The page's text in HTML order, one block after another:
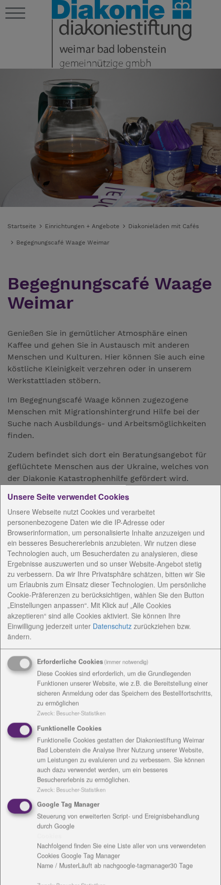
Startseite Einrichtungen + Angebote Diakonieläden mit Cafés
Begegnungscafé Waage Weimar
Begegnungscafé Waage
Weimar
Genießen Sie in gemütlicher Atmosphäre einen
Kaffee und gehen Sie in Austausch mit anderen
Menschen und Kulturen. Hier können Sie auch eine
köstliche Kleinigkeit verzehren oder in unserem
Werkstattladen stöbern.
Im Begegnungscafé Waage können zugezogene
Menschen mit Migrationshintergrund Hilfe bei der
Suche nach Ausbildungs- und Arbeitsmöglichkeiten
finden.
Zudem befindet sich dort ein Beratungsangebot für
geflüchtete Menschen aus der Ukraine, welches von
der Diakonie Katastrophenhilfe gefördert wird.
Das Begegnungscafé als niederschwellige
Begegnungsstätte eignet sich dabei sehr gut zum
informellen Austausch, um erste Kontakte zu
knüpfen.
AnsprechpartnerInnen
Konzeptionelle Arbeit
Angebote / Kosten
Einrichtungsanschrift /
Rechnungsanschrift
Kontakt
Benjamin Egerer
Rollplatz 1
99423 Weimar
Tel.: 03643 - 4911865
Unsere Seite verwendet Cookies
Unsere Webseite nutzt Cookies und verarbeitet
personenbezogene Daten wie die IP-Adresse oder
Browserinformation, um personalisierte Inhalte anzuzeigen und
ein besseres Besuchererlebnis anzubieten. Wir nutzen diese
Technologien auch, um Besucherdaten zu analysieren, diese
Ergebnisse auszuwerten und so unser Website-Angebot stetig
zu verbessern. Da wir Ihre Privatsphäre schätzen, bitten wir Sie
um Erlaubnis zum Einsatz dieser Technologien. Um persönliche
Cookie-Präferenzen zu berücksichtigen, wählen Sie den Button
„Einstellungen anpassen“. Mit Klick auf „Alle Cookies
akzeptieren“ sind alle Cookies aktiviert. Sie können Ihre
Einwilligung jederzeit unter Datenschutz zurückziehen bzw.
ändern.
Erforderliche Cookies(immer notwendig)
Diese Cookies sind erforderlich, um die Grundlegenden
Funktionen unserer Website, wie z.B. die Bereitstellung einer
sicheren Anmeldung oder das Speichern des Bestellfortschritts,
zu ermöglichen
Zweck: Besucher-Statistiken
Funktionelle Cookies
Funktionelle Cookies gestatten der Diakoniestiftung Weimar
Bad Lobenstein die Analyse Ihrer Nutzung unserer Website,
um Leistungen zu evaluieren und zu verbessern. Sie können
auch dazu verwendet werden, um ein besseres
Besuchererlebnis zu ermöglichen.
Zweck: Besucher-Statistiken
Google Tag Manager
Steuerung von erweiterten Script- und Ereignisbehandlung
durch Google
Nachfolgend finden Sie eine Liste aller von uns verwendeten
Cookies Google Tag Manager
Name / MusterLäuft ab nachgoogle-tagmanager30 Tage